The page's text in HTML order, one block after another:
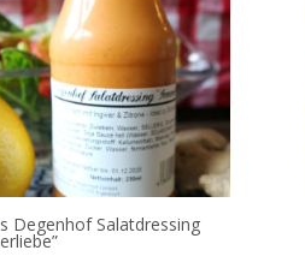
Degenhof Salatdressing